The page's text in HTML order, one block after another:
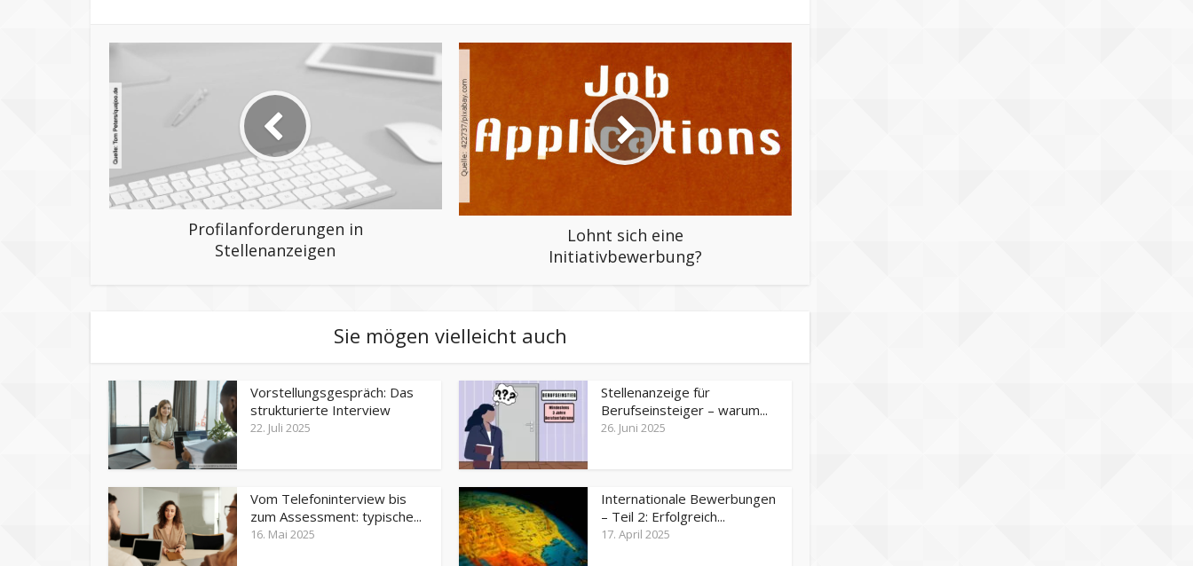
Profilanforderungen in
Stellenanzeigen
Lohnt sich eine
Initiativbewerbung?
Sie mögen vielleicht auch
Vorstellungsgespräch: Das
strukturierte Interview
22. Juli 2025
Stellenanzeige für
Berufseinsteiger – warum...
26. Juni 2025
Vom Telefoninterview bis
zum Assessment: typische...
16. Mai 2025
Internationale Bewerbungen
– Teil 2: Erfolgreich...
17. April 2025